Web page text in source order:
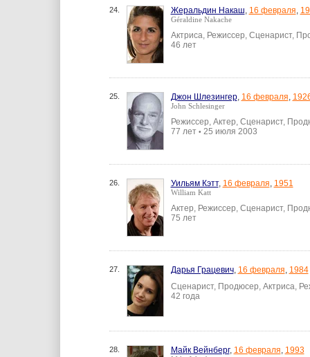
24. Жеральдин Накаш, 16 февраля,
Géraldine Nakache
Актриса, Режиссер, Сценарист,
46 лет
25. Джон Шлезингер, 16 февраля,
John Schlesinger
Режиссер, Актер, Сценарист,
77 лет • 25 июля 2003
26. Уильям Кэтт, 16 февраля, 1951
William Katt
Актер, Режиссер, Сценарист,
75 лет
27. Дарья Грацевич, 16 февраля, 1984
Сценарист, Продюсер, Актриса,
42 года
28. Майк Вейнберг, 16 февраля, 1993